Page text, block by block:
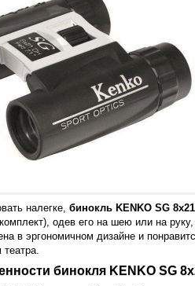
налегке, бинокль KENKO SG
одев его на шею или на
в эргономичном дизайне и
бинокля KENKO SG